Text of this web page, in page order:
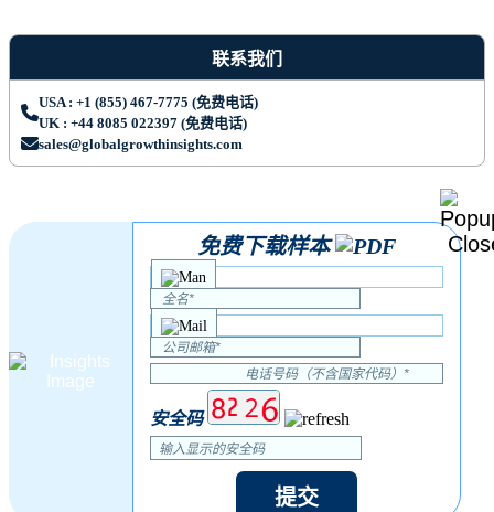
联系我们
USA : +1 (855) 467-7775 (免费电话)
UK : +44 8085 022397 (免费电话)
sales@globalgrowthinsights.com
免费下载样本
安全码
提交